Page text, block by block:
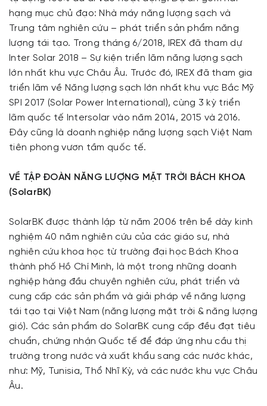
hạng mục chủ đạo: Nhà máy năng lượng sạch và
Trung tâm nghiên cứu – phát triển sản phẩm năng
lượng tái tạo. Trong tháng 6/2018, IREX đã tham dự
Inter Solar 2018 – Sự kiện triển lãm năng lượng sạch
lớn nhất khu vực Châu Âu. Trước đó, IREX đã tham gia
triển lãm về Năng lượng sạch lớn nhất khu vực Bắc Mỹ
SPI 2017 (Solar Power International), cùng 3 kỳ triển
lãm quốc tế Intersolar vào năm 2014, 2015 và 2016.
Đây cũng là doanh nghiệp năng lượng sạch Việt Nam
tiên phong vươn tầm quốc tế.
VỀ TẬP ĐOÀN NĂNG LƯỢNG MẶT TRỜI BÁCH KHOA
(SolarBK)
SolarBK được thành lập từ năm 2006 trên bề dày kinh
nghiệm 40 năm nghiên cứu của các giáo sư, nhà
nghiên cứu khoa học từ trường đại học Bách Khoa
thành phố Hồ Chí Minh, là một trong những doanh
nghiệp hàng đầu chuyên nghiên cứu, phát triển và
cung cấp các sản phẩm và giải pháp về năng lượng
tái tạo tại Việt Nam (năng lượng mặt trời & năng lượng
gió). Các sản phẩm do SolarBK cung cấp đều đạt tiêu
chuẩn, chứng nhận Quốc tế để đáp ứng nhu cầu thị
trường trong nước và xuất khẩu sang các nước khác,
như: Mỹ, Tunisia, Thổ Nhĩ Kỳ, và các nước khu vực Châu
Âu.